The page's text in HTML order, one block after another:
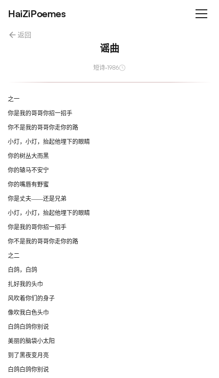
HaiZiPoemes
返回
谣曲
短诗·1986
之一
你是我的哥哥你招一招手
你不是我的哥哥你走你的路
小灯，小灯，抬起他埋下的眼睛
你的树丛大而黑
你的辕马不安宁
你的嘴唇有野蜜
你是丈夫——还是兄弟
小灯，小灯，抬起他埋下的眼睛
你是我的哥你招一招手
你不是我的哥哥你走你的路
之二
白鸽，白鸽
扎好我的头巾
风吹着你们的身子
像吹我白色头巾
白鸽白鸽你别说
美丽的脑袋小太阳
到了黑夜变月亮
白鸽白鸽你别说